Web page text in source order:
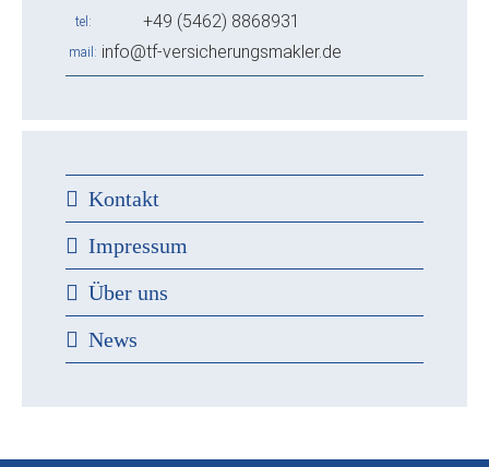
tel +49 (5462) 8868931
mail info@tf-versicherungsmakler.de
Kontakt
Impressum
Über uns
News